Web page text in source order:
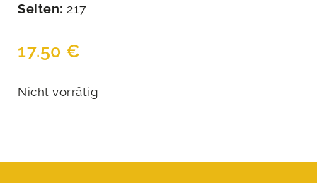
Seiten: 217
17.50 €
Nicht vorrätig